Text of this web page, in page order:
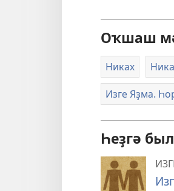
Оҡшаш
Никах
Изге Яҙма.
Һеҙгә